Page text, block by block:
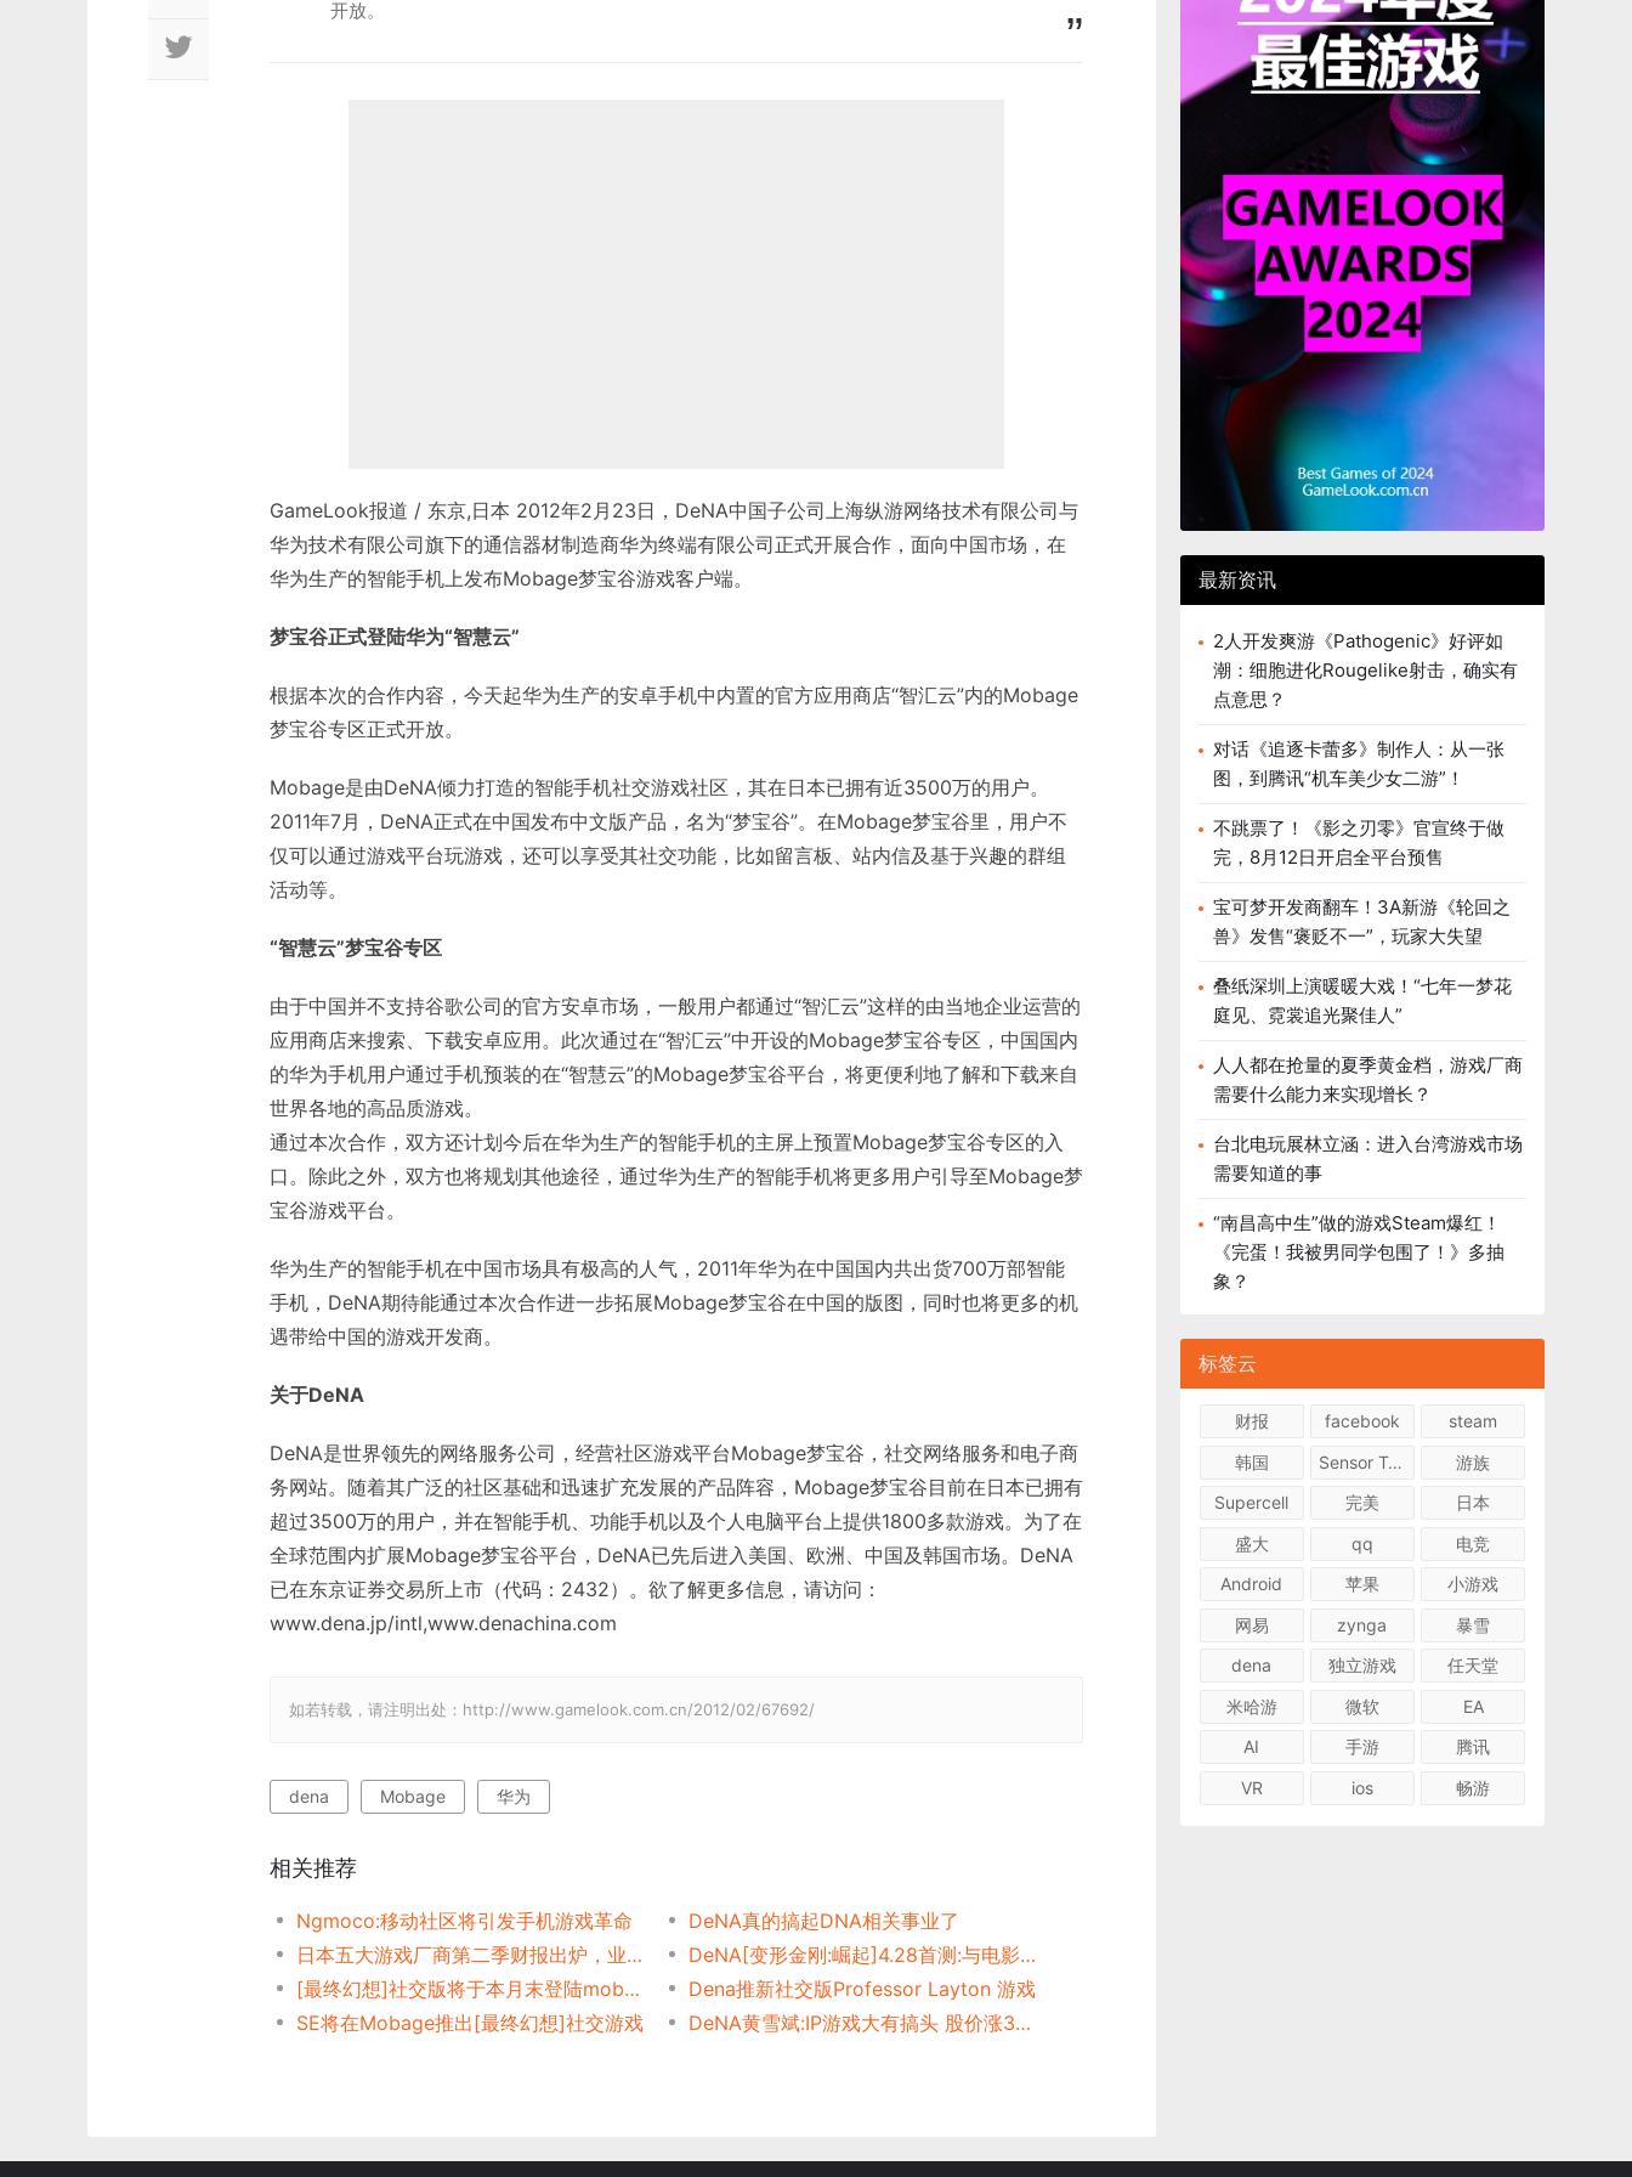
开放。
GameLook报道 / 东京,日本 2012年2月23日，DeNA中国子公司上海纵游网络技术有限公司与
华为技术有限公司旗下的通信器材制造商华为终端有限公司正式开展合作，面向中国市场，在
华为生产的智能手机上发布Mobage梦宝谷游戏客户端。
梦宝谷正式登陆华为“智慧云”
根据本次的合作内容，今天起华为生产的安卓手机中内置的官方应用商店“智汇云”内的Mobage
梦宝谷专区正式开放。
Mobage是由DeNA倾力打造的智能手机社交游戏社区，其在日本已拥有近3500万的用户。
2011年7月，DeNA正式在中国发布中文版产品，名为“梦宝谷”。在Mobage梦宝谷里，用户不
仅可以通过游戏平台玩游戏，还可以享受其社交功能，比如留言板、站内信及基于兴趣的群组
活动等。
“智慧云”梦宝谷专区
由于中国并不支持谷歌公司的官方安卓市场，一般用户都通过“智汇云”这样的由当地企业运营的
应用商店来搜索、下载安卓应用。此次通过在“智汇云”中开设的Mobage梦宝谷专区，中国国内
的华为手机用户通过手机预装的在“智慧云”的Mobage梦宝谷平台，将更便利地了解和下载来自
世界各地的高品质游戏。
通过本次合作，双方还计划今后在华为生产的智能手机的主屏上预置Mobage梦宝谷专区的入
口。除此之外，双方也将规划其他途径，通过华为生产的智能手机将更多用户引导至Mobage梦
宝谷游戏平台。
华为生产的智能手机在中国市场具有极高的人气，2011年华为在中国国内共出货700万部智能
手机，DeNA期待能通过本次合作进一步拓展Mobage梦宝谷在中国的版图，同时也将更多的机
遇带给中国的游戏开发商。
关于DeNA
DeNA是世界领先的网络服务公司，经营社区游戏平台Mobage梦宝谷，社交网络服务和电子商
务网站。随着其广泛的社区基础和迅速扩充发展的产品阵容，Mobage梦宝谷目前在日本已拥有
超过3500万的用户，并在智能手机、功能手机以及个人电脑平台上提供1800多款游戏。为了在
全球范围内扩展Mobage梦宝谷平台，DeNA已先后进入美国、欧洲、中国及韩国市场。DeNA
已在东京证券交易所上市（代码：2432）。欲了解更多信息，请访问：
www.dena.jp/intl,www.denachina.com
如若转载，请注明出处：http://www.gamelook.com.cn/2012/02/67692/
dena Mobage 华为
相关推荐
Ngmoco:移动社区将引发手机游戏革命
DeNA真的搞起DNA相关事业了
日本五大游戏厂商第二季财报出炉，业绩惨淡
DeNA[变形金刚:崛起]4.28首测:与电影同步
[最终幻想]社交版将于本月末登陆mobage
Dena推新社交版Professor Layton 游戏
SE将在Mobage推出[最终幻想]社交游戏
DeNA黄雪斌:IP游戏大有搞头 股价涨30%
最新资讯
2人开发爽游《Pathogenic》好评如
潮：细胞进化Rougelike射击，确实有
点意思？
对话《追逐卡蕾多》制作人：从一张
图，到腾讯“机车美少女二游”！
不跳票了！《影之刃零》官宣终于做
完，8月12日开启全平台预售
宝可梦开发商翻车！3A新游《轮回之
兽》发售“褒贬不一”，玩家大失望
叠纸深圳上演暖暖大戏！“七年一梦花
庭见、霓裳追光聚佳人”
人人都在抢量的夏季黄金档，游戏厂商
需要什么能力来实现增长？
台北电玩展林立涵：进入台湾游戏市场
需要知道的事
“南昌高中生”做的游戏Steam爆红！
《完蛋！我被男同学包围了！》多抽
象？
标签云
财报 facebook
steam
韩国
Sensor Tower
游族
Supercell
完美
日本
盛大
qq
电竞
Android
苹果
小游戏
网易
zynga
暴雪
dena
独立游戏
任天堂
米哈游
微软
EA
AI
手游
腾讯
VR
ios 畅游